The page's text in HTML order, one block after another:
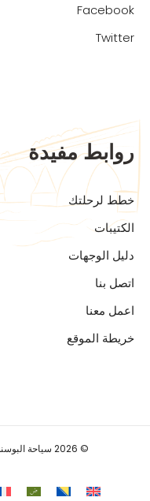
Facebook
Twitter
روابط مفيدة
خطط لرحلتك
الكتيبات
دليل الوجهات
اتصل بنا
اعمل معنا
خريطة الموقع
© 2026 سياحة البوسنة والهرسك – جميع الحقوق محفوظة.